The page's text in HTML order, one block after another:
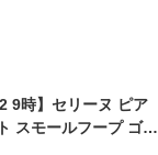
9時】セリーヌ ピア
スモールフープ ゴー